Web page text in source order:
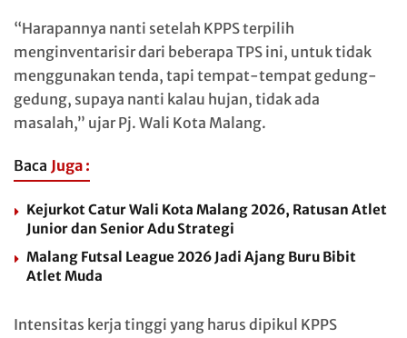
“Harapannya nanti setelah KPPS terpilih
menginventarisir dari beberapa TPS ini, untuk tidak
menggunakan tenda, tapi tempat-tempat gedung-
gedung, supaya nanti kalau hujan, tidak ada
masalah,” ujar Pj. Wali Kota Malang.
Baca Juga :
Kejurkot Catur Wali Kota Malang 2026, Ratusan Atlet
Junior dan Senior Adu Strategi
Malang Futsal League 2026 Jadi Ajang Buru Bibit
Atlet Muda
Intensitas kerja tinggi yang harus dipikul KPPS